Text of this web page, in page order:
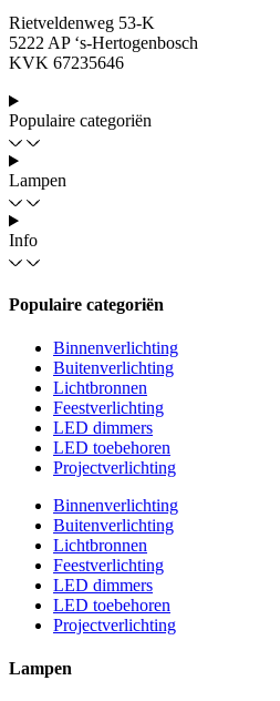
Rietveldenweg 53-K
5222 AP ‘s-Hertogenbosch
KVK 67235646
Populaire categoriën
Lampen
Info
Populaire categoriën
Binnenverlichting
Buitenverlichting
Lichtbronnen
Feestverlichting
LED dimmers
LED toebehoren
Projectverlichting
Binnenverlichting
Buitenverlichting
Lichtbronnen
Feestverlichting
LED dimmers
LED toebehoren
Projectverlichting
Lampen